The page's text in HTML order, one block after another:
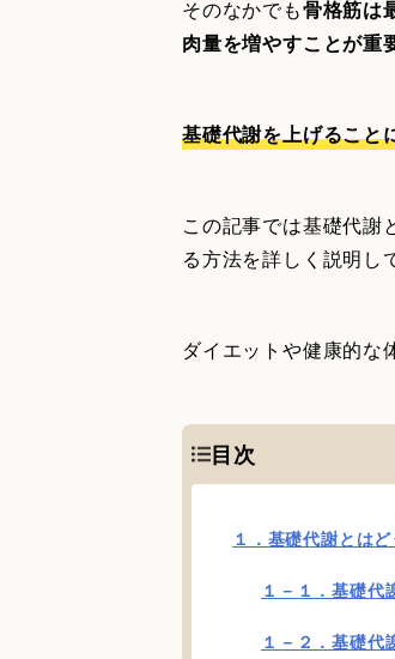
そのなかでも骨格筋は
肉量を増やすことが重
基礎代謝を上げること
この記事では基礎代謝
る方法を詳しく説明し
ダイエットや健康的な
目次
１．基礎代謝とは
１－１．基礎代
１－２．基礎代